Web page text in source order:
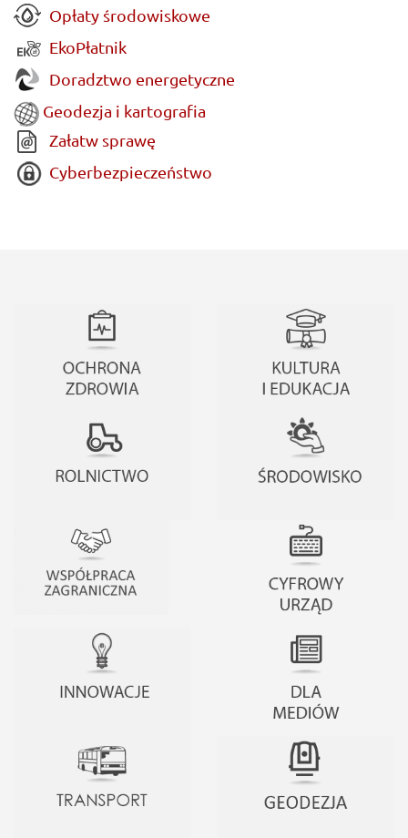
Opłaty środowiskowe
EkoPłatnik
Doradztwo energetyczne
Geodezja i kartografia
Załatw sprawę
Cyberbezpieczeństwo